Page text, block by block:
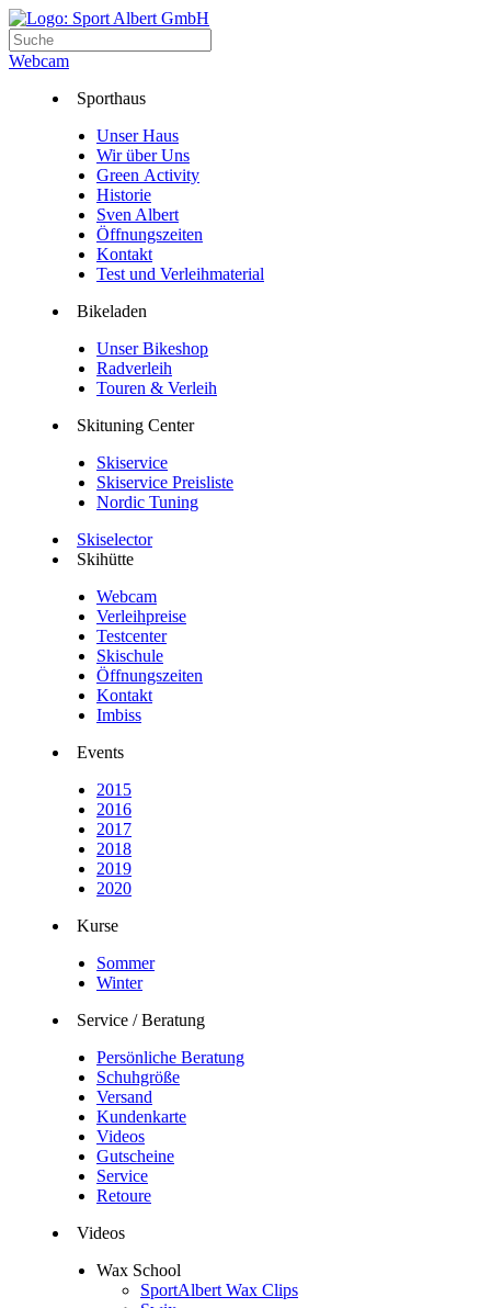
Webcam
Sporthaus
Unser Haus
Wir über Uns
Green Activity
Historie
Sven Albert
Öffnungszeiten
Kontakt
Test und Verleihmaterial
Bikeladen
Unser Bikeshop
Radverleih
Touren & Verleih
Skituning Center
Skiservice
Skiservice Preisliste
Nordic Tuning
Skiselector
Skihütte
Webcam
Verleihpreise
Testcenter
Skischule
Öffnungszeiten
Kontakt
Imbiss
Events
2015
2016
2017
2018
2019
2020
Kurse
Sommer
Winter
Service / Beratung
Persönliche Beratung
Schuhgröße
Versand
Kundenkarte
Videos
Gutscheine
Service
Retoure
Videos
Wax School
SportAlbert Wax Clips